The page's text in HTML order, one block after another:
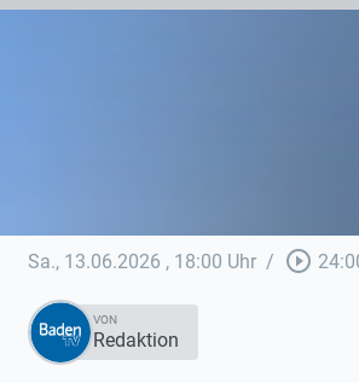
Sa., 13.06.2026 , 18:00 Uhr / play_circle_outline
VON
Redaktion